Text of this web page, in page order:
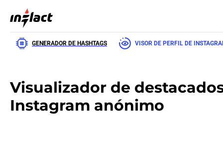
GENERADOR DE HASHTAGS VISOR DE PERFIL DE
Visualizador de
Instagram anónimo